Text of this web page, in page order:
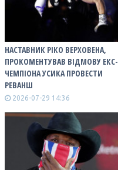
НАСТАВНИК РІКО ВЕРХОВЕНА,
ПРОКОМЕНТУВАВ ВІДМОВУ ЕКС-
ЧЕМПІОНА УСИКА ПРОВЕСТИ
РЕВАНШ
2026-07-29 14:36